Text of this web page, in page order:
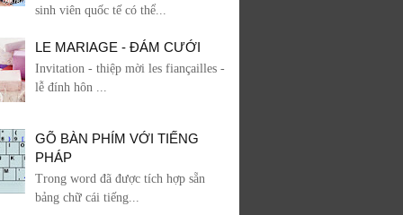
sinh viên quốc tế có thể...
LE MARIAGE - ĐÁM CƯỚI
Invitation - thiệp mời les fiançailles -
lễ đính hôn ...
GÕ BÀN PHÍM VỚI TIẾNG
PHÁP
Trong word đã được tích hợp sẵn
bảng chữ cái tiếng...